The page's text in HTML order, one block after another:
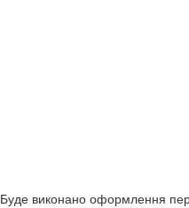
Буде виконано оформлення